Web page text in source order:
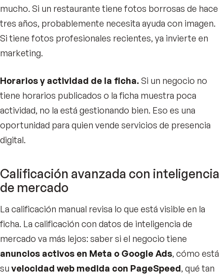
mucho. Si un restaurante tiene fotos borrosas de hace
tres años, probablemente necesita ayuda con imagen.
Si tiene fotos profesionales recientes, ya invierte en
marketing.
Horarios y actividad de la ficha. Si un negocio no
tiene horarios publicados o la ficha muestra poca
actividad, no la está gestionando bien. Eso es una
oportunidad para quien vende servicios de presencia
digital.
Calificación avanzada con inteligencia
de mercado
La calificación manual revisa lo que está visible en la
ficha. La calificación con datos de inteligencia de
mercado va más lejos: saber si el negocio tiene
anuncios activos en Meta o Google Ads, cómo está
su velocidad web medida con PageSpeed, qué tan